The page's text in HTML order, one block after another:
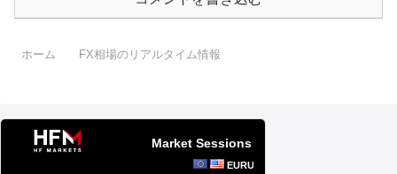
ホーム FX相場のリアルタイム情報
Market Sessions